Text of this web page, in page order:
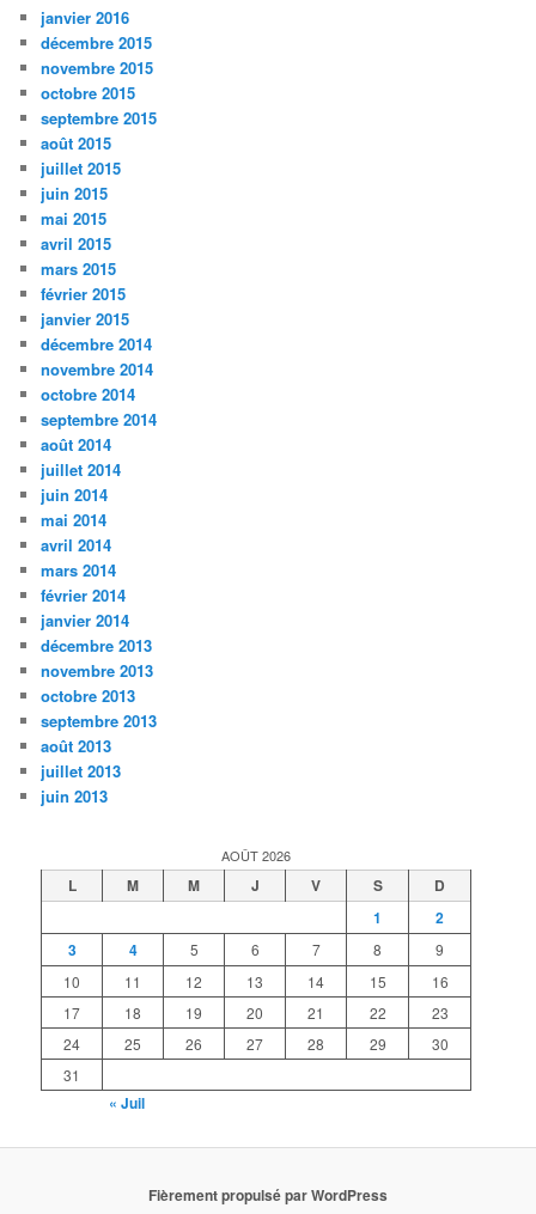
janvier 2016
décembre 2015
novembre 2015
octobre 2015
septembre 2015
août 2015
juillet 2015
juin 2015
mai 2015
avril 2015
mars 2015
février 2015
janvier 2015
décembre 2014
novembre 2014
octobre 2014
septembre 2014
août 2014
juillet 2014
juin 2014
mai 2014
avril 2014
mars 2014
février 2014
janvier 2014
décembre 2013
novembre 2013
octobre 2013
septembre 2013
août 2013
juillet 2013
juin 2013
AOÛT 2026
L M M J V S
D
1
2
3
4 5 6 7 8
9
10
11 12 13 14 15
16
17
18 19 20 21 22
23
24
25 26 27 28 29
30
31
« Juil
Fièrement propulsé par WordPress